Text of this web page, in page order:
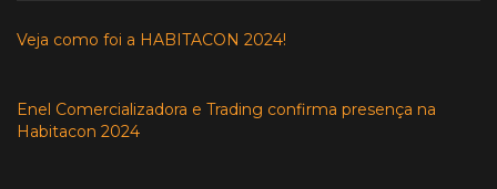
Veja como foi a HABITACON 2024!
Enel Comercializadora e Trading confirma presença na
Habitacon 2024